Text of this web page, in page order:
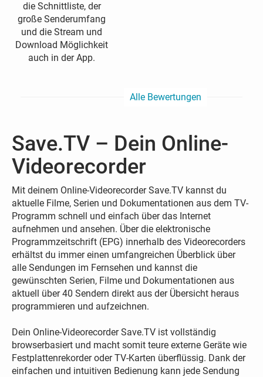
die Schnittliste, der
große Senderumfang
und die Stream und
Download Möglichkeit
auch in der App.
Alle Bewertungen
Save.TV – Dein Online-
Videorecorder
Mit deinem Online-Videorecorder Save.TV kannst du
aktuelle Filme, Serien und Dokumentationen aus dem TV-
Programm schnell und einfach über das Internet
aufnehmen und ansehen. Über die elektronische
Programmzeitschrift (EPG) innerhalb des Videorecorders
erhältst du immer einen umfangreichen Überblick über
alle Sendungen im Fernsehen und kannst die
gewünschten Serien, Filme und Dokumentationen aus
aktuell über 40 Sendern direkt aus der Übersicht heraus
programmieren und aufzeichnen.
Dein Online-Videorecorder Save.TV ist vollständig
browserbasiert und macht somit teure externe Geräte wie
Festplattenrekorder oder TV-Karten überflüssig. Dank der
einfachen und intuitiven Bedienung kann jede Sendung